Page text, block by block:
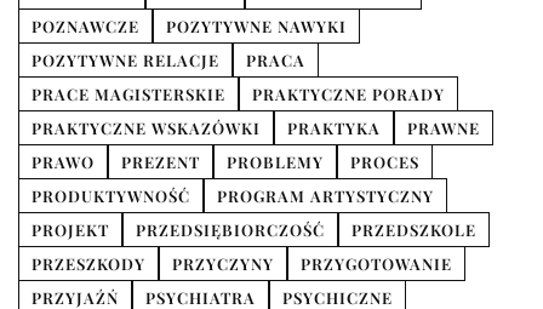
POZNAWCZE
POZYTYWNE NAWYKI
POZYTYWNE RELACJE
PRACA
PRACE MAGISTERSKIE
PRAKTYCZNE PORADY
PRAKTYCZNE WSKAZÓWKI
PRAKTYKA
PRAWNE
PRAWO
PREZENT PROBLEMY
PROCES
PRODUKTYWNOŚĆ
PROGRAM ARTYSTYCZNY
PROJEKT
PRZEDSIĘBIORCZOŚĆ
PRZEDSZKOLE
PRZESZKODY
PRZYCZYNY
PRZYGOTOWANIE
PRZYJAŹŃ
PSYCHIATRA
PSYCHICZNE